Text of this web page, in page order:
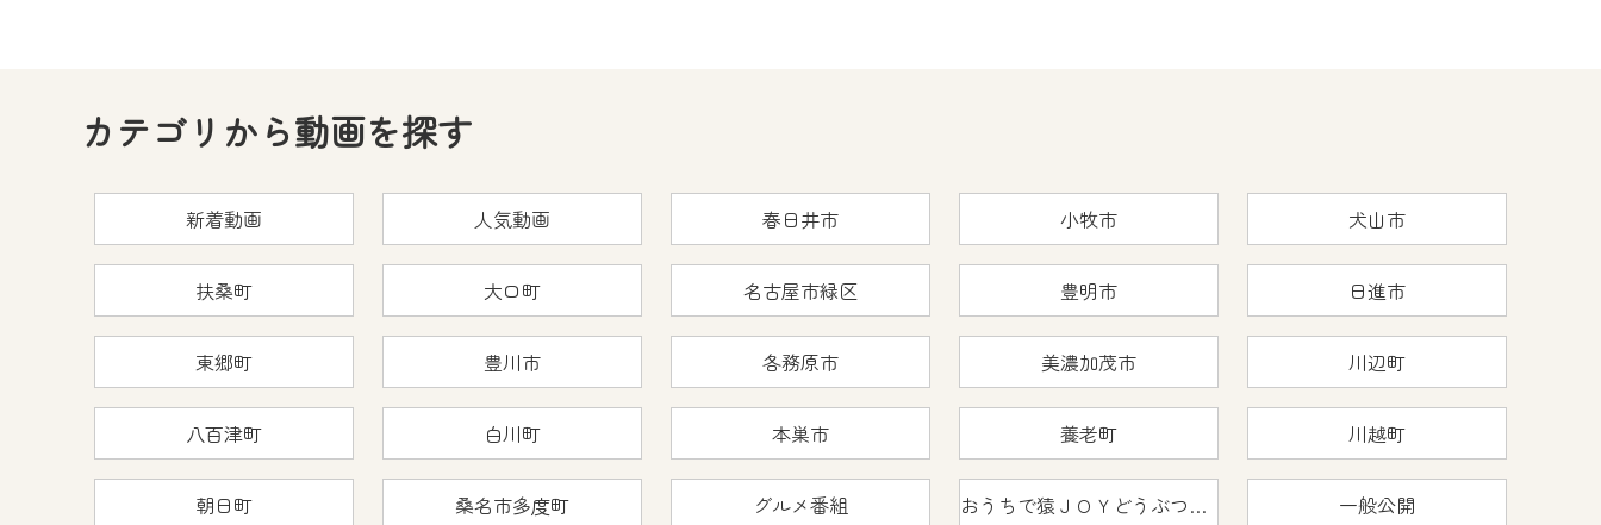
カテゴリから動画を探す
新着動画 人気動画 春日井市 小牧市 犬山市
扶桑町 大口町 名古屋市緑区 豊明市 日進市
東郷町 豊川市 各務原市 美濃加茂市 川辺町
八百津町 白川町 本巣市 養老町 川越町
朝日町 桑名市多度町 グルメ番組 おうちで猿ＪＯＹどうぶつえん 一般公開